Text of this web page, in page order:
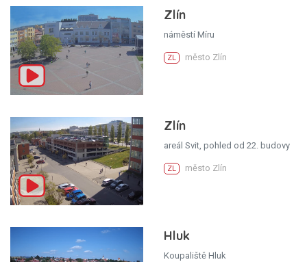
Zlín
náměstí Míru
ZL město Zlín
Zlín
areál Svit, pohled od 22. budovy
ZL město Zlín
Hluk
Koupaliště Hluk